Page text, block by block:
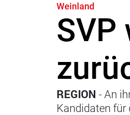
Weinland
SVP
REGION - An
Kandidaten